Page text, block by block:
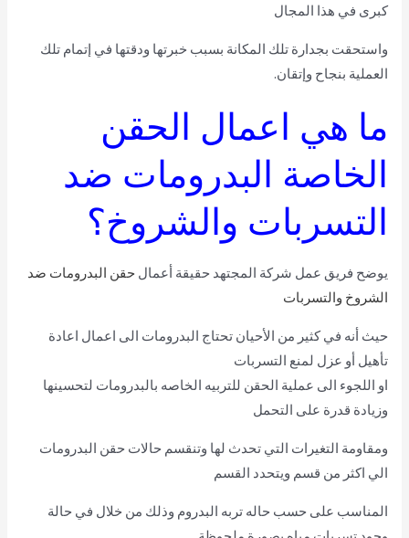
كبرى في هذا المجال
واستحقت بجدارة تلك المكانة بسبب خبرتها ودقتها في إتمام تلك
العملية بنجاح وإتقان.
ما هي اعمال الحقن
الخاصة البدرومات ضد
التسربات والشروخ؟
يوضح فريق عمل شركة المجتهد حقيقة أعمال حقن البدرومات ضد
الشروخ والتسربات
حيث أنه في كثير من الأحيان تحتاج البدرومات الى اعمال اعادة
تأهيل أو عزل لمنع التسربات
او اللجوء الى عملية الحقن للتربيه الخاصه بالبدرومات لتحسينها
وزيادة قدرة على التحمل
ومقاومة التغيرات التي تحدث لها وتنقسم حالات حقن البدرومات
الي اكثر من قسم ويتحدد القسم
المناسب على حسب حاله تربه البدروم وذلك من خلال في حالة